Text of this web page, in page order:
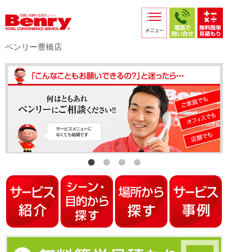
採用情報
店舗からのお知らせ
店舗日記
スタッフ紹介
プライバシーポリシー
本部スマホサイト
ベンリー豊橋店